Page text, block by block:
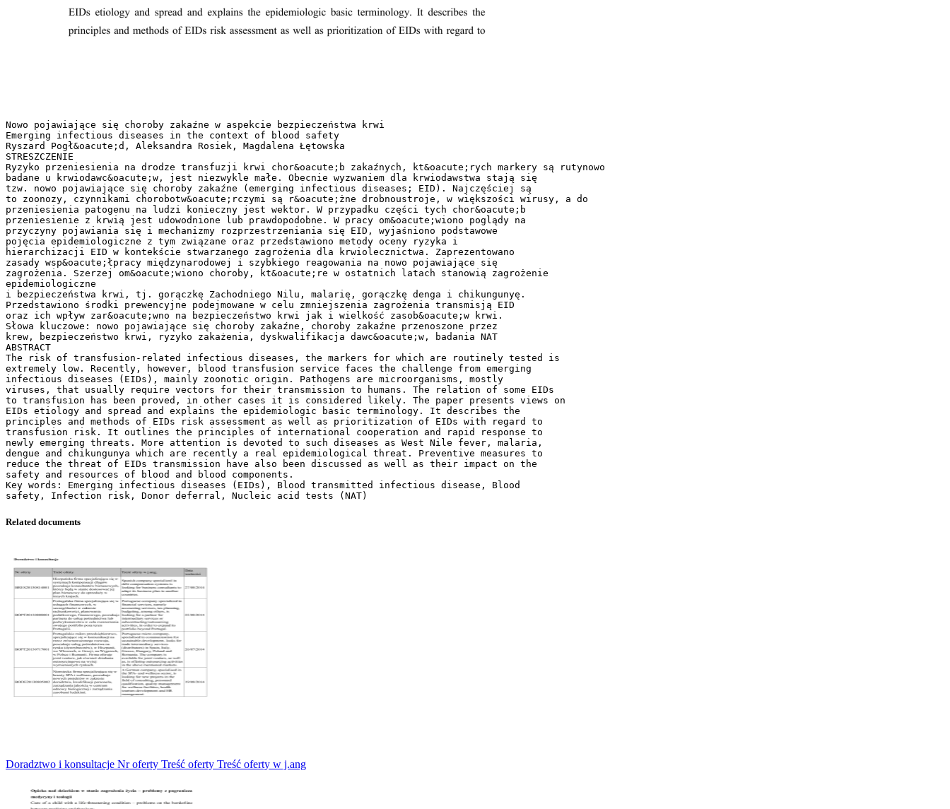
Nowo pojawiające się choroby zakaźne w aspekcie bezpieczeństwa krwi
Emerging infectious diseases in the context of blood safety
Ryszard Pogł&oacute;d, Aleksandra Rosiek, Magdalena Łętowska
STRESZCZENIE
Ryzyko przeniesienia na drodze transfuzji krwi chor&oacute;b zakaźnych, kt&oacute;rych markery są rutynowo
badane u krwiodawc&oacute;w, jest niezwykle małe. Obecnie wyzwaniem dla krwiodawstwa stają się
tzw. nowo pojawiające się choroby zakaźne (emerging infectious diseases; EID). Najczęściej są
to zoonozy, czynnikami chorobotw&oacute;rczymi są r&oacute;żne drobnoustroje, w większości wirusy, a do
przeniesienia patogenu na ludzi konieczny jest wektor. W przypadku części tych chor&oacute;b
przeniesienie z krwią jest udowodnione lub prawdopodobne. W pracy om&oacute;wiono poglądy na
przyczyny pojawiania się i mechanizmy rozprzestrzeniania się EID, wyjaśniono podstawowe
pojęcia epidemiologiczne z tym związane oraz przedstawiono metody oceny ryzyka i
hierarchizacji EID w kontekście stwarzanego zagrożenia dla krwiolecznictwa. Zaprezentowano
zasady wsp&oacute;łpracy międzynarodowej i szybkiego reagowania na nowo pojawiające się
zagrożenia. Szerzej om&oacute;wiono choroby, kt&oacute;re w ostatnich latach stanowią zagrożenie
epidemiologiczne
i bezpieczeństwa krwi, tj. gorączkę Zachodniego Nilu, malarię, gorączkę denga i chikungunyę.
Przedstawiono środki prewencyjne podejmowane w celu zmniejszenia zagrożenia transmisją EID
oraz ich wpływ zar&oacute;wno na bezpieczeństwo krwi jak i wielkość zasob&oacute;w krwi.
Słowa kluczowe: nowo pojawiające się choroby zakaźne, choroby zakaźne przenoszone przez
krew, bezpieczeństwo krwi, ryzyko zakażenia, dyskwalifikacja dawc&oacute;w, badania NAT
ABSTRACT
The risk of transfusion-related infectious diseases, the markers for which are routinely tested is
extremely low. Recently, however, blood transfusion service faces the challenge from emerging
infectious diseases (EIDs), mainly zoonotic origin. Pathogens are microorganisms, mostly
viruses, that usually require vectors for their transmission to humans. The relation of some EIDs
to transfusion has been proved, in other cases it is considered likely. The paper presents views on
EIDs etiology and spread and explains the epidemiologic basic terminology. It describes the
principles and methods of EIDs risk assessment as well as prioritization of EIDs with regard to
transfusion risk. It outlines the principles of international cooperation and rapid response to
newly emerging threats. More attention is devoted to such diseases as West Nile fever, malaria,
dengue and chikungunya which are recently a real epidemiological threat. Preventive measures to
reduce the threat of EIDs transmission have also been discussed as well as their impact on the
safety and resources of blood and blood components.
Key words: Emerging infectious diseases (EIDs), Blood transmitted infectious disease, Blood
Related documents
Doradztwo i konsultacje Nr oferty Treść oferty Treść oferty w j.ang